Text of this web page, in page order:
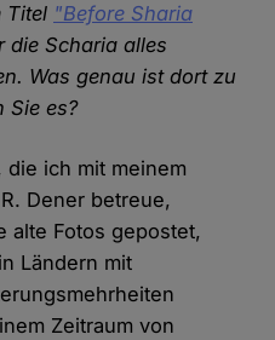
Titel "Before Sharia
die Scharia alles
Was genau ist dort zu
Sie es?
die ich mit meinem
Dener betreue,
alte Fotos gepostet,
Ländern mit
Zeitraum von